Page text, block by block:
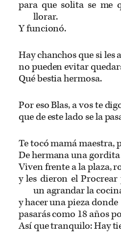
para que solita se me
llorar.
Y funcionó.
Hay chanchos que si les
no pueden evitar
Qué bestia hermosa.
Por eso Blas, a vos te
que de este lado se la
Te tocó mamá maestra,
De hermana una
Viven frente a la plaza,
y les dieron el
un agrandar la
y hacer una pieza donde
pasarás como 18 años
Así que tranquilo: Hay